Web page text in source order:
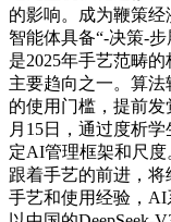
的影响。成为鞭策
智能体具备“-决策-
是2025年手艺范畴
主要趋向之一。算
的使用门槛，提前
月15日，通过度析
定AI管理框架和尺
跟着手艺的前进，
手艺和使用经验，AI